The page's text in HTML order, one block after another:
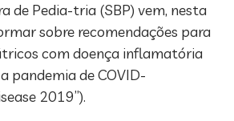
de Pedia-tria (SBP) vem, nesta
sobre recomendações para
com doença inflamatória
pandemia de COVID-
2019”).